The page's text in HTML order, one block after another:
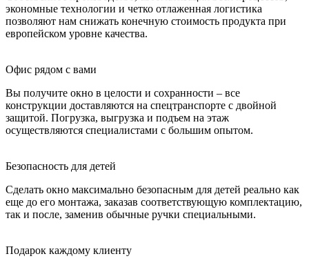
экономные технологии и четко отлаженная логистика
позволяют нам снижать конечную стоимость продукта при
европейском уровне качества.
Офис рядом с вами
Вы получите окно в целости и сохранности – все
конструкции доставляются на спецтранспорте с двойной
защитой. Погрузка, выгрузка и подъем на этаж
осуществляются специалистами с большим опытом.
Безопасность для детей
Сделать окно максимально безопасным для детей реально как
еще до его монтажа, заказав соответствующую комплектацию,
так и после, заменив обычные ручки специальными.
Подарок каждому клиенту